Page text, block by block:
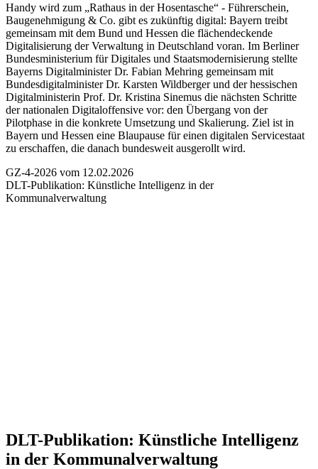
Handy wird zum „Rathaus in der Hosentasche“ - Führerschein,
Baugenehmigung & Co. gibt es zukünftig digital: Bayern treibt
gemeinsam mit dem Bund und Hessen die flächendeckende
Digitalisierung der Verwaltung in Deutschland voran. Im Berliner
Bundesministerium für Digitales und Staatsmodernisierung stellte
Bayerns Digitalminister Dr. Fabian Mehring gemeinsam mit
Bundesdigitalminister Dr. Karsten Wildberger und der hessischen
Digitalministerin Prof. Dr. Kristina Sinemus die nächsten Schritte
der nationalen Digitaloffensive vor: den Übergang von der
Pilotphase in die konkrete Umsetzung und Skalierung. Ziel ist in
Bayern und Hessen eine Blaupause für einen digitalen Servicestaat
zu erschaffen, die danach bundesweit ausgerollt wird.
GZ-4-2026 vom 12.02.2026
DLT-Publikation: Künstliche Intelligenz in der
Kommunalverwaltung
DLT-Publikation: Künstliche Intelligenz
in der Kommunalverwaltung